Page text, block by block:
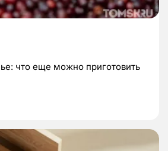
что еще можно приготовить